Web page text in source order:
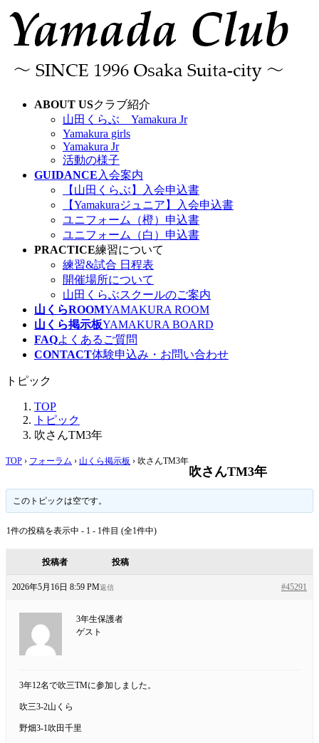
コ
テ
ツ
ナ
ゲ
シ
ABOUT USクラブ紹介
山田くらぶ Yamakura Jr
Yamakura girls
Yamakura Jr
活動の様子
GUIDANCE 入会案内
【山田くらぶ】入会申込書
【Yamakuraジュニア】入会申込書
ユニフォーム（橙）申込書
ユニフォーム（白）申込書
PRACTICE練習について
練習&試合 日程表
開催場所について
山田くらぶスクールのご案内
山くらROOMYAMAKURA ROOM
山くら掲示板YAMAKURA BOARD
FAQよくあるご質問
CONTACT体験申込み・お問い合わせ
トピック
TOP
トピック
吹さんTM3年
TOP › フォーラム › 山くら掲示板 › 吹さんTM3年
吹さんTM3年
このトピックは空です。
1件の投稿を表示中 - 1 - 1件目 (全1件中)
投稿者 投稿
2026年5月16日 8:59 PM #45291
返信
3年生保護者
ゲスト
3年12名で吹三TMに参加しました。
吹三3-2山くら
野畑3-1吹田千里